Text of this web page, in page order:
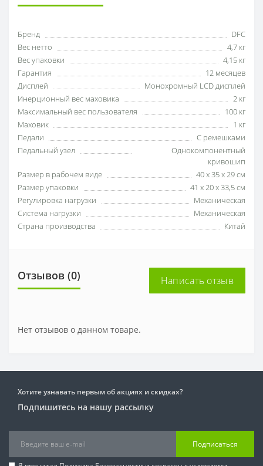
Бренд
DFC
Вес нетто
4,7 кг
Вес упаковки
4,15 кг
Гарантия
12 месяцев
Дисплей
Монохромный LCD дисплей
Инерционный вес маховика
2 кг
Максимальный вес пользователя
100 кг
Маховик
1 кг
Педали
С ремешками
Педальный узел
Однокомпонентный
кривошип
Размер в рабочем виде
40 х 35 х 29 см
Размер упаковки
41 x 20 x 33,5 см
Регулировка нагрузки
Механическая
Система нагрузки
Механическая
Страна производства
Китай
Отзывов (0) Написать отзыв
Нет отзывов о данном товаре.
Хотите узнавать первым об акциях и скидках?
Подпишитесь на нашу рассылку
Подписаться